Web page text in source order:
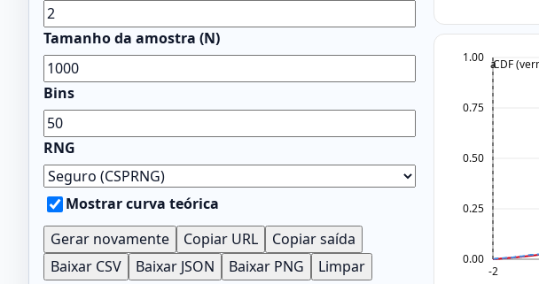
Tamanho da amostra (N)
Bins
RNG
Mostrar curva teórica
Gerar novamente
Copiar URL
Copiar saída
Baixar CSV
Baixar JSON Baixar PNG Limpar